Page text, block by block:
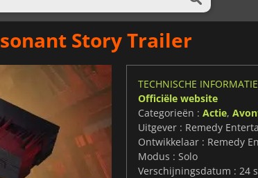
Story Trailer
TECHNISCHE INFORMATIE
Officiële website
Categorieën : Actie,
Uitgever : Remedy
Ontwikkelaar : Remedy
Modus : Solo
Verschijningsdatum : 24